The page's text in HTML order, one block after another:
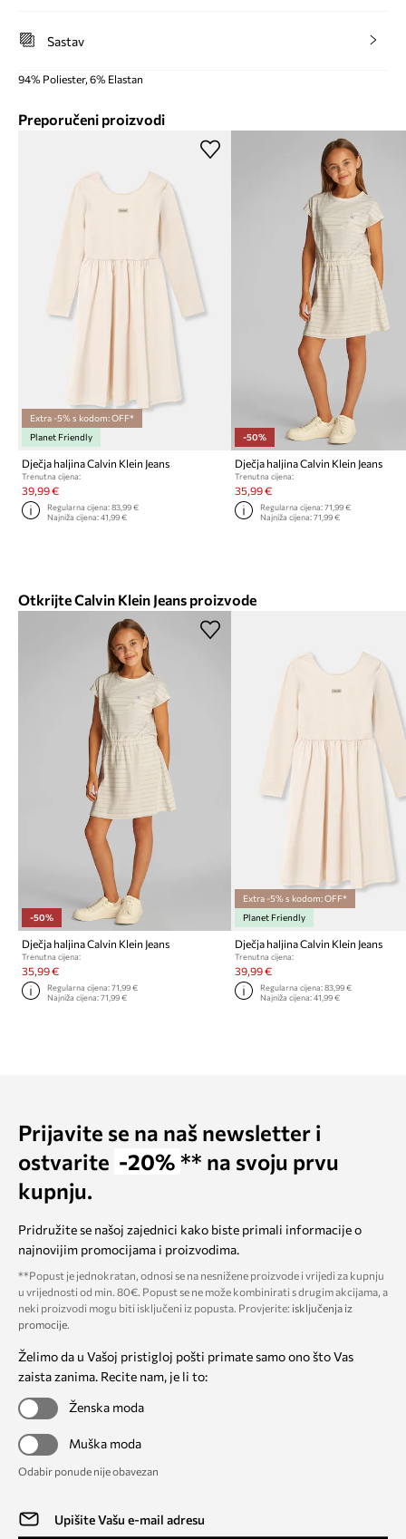
Sastav
94% Poliester, 6% Elastan
Preporučeni proizvodi
Extra -5% s kodom: OFF*
Planet Friendly
Dječja haljina Calvin Klein Jeans
Trenutna cijena:
39,99 €
Regularna cijena:83,99 €
Najniža cijena:41,99 €
-50%
Dječja haljina Calvin Klein Jeans
Trenutna cijena:
35,99 €
Regularna cijena: 71,99 €
Najniža cijena: 71,99 €
Otkrijte Calvin Klein Jeans proizvode
-50%
Dječja haljina Calvin Klein Jeans
Trenutna cijena:
35,99 €
Regularna cijena:71,99 €
Najniža cijena:71,99 €
Extra -5% s kodom: OFF*
Planet Friendly
Dječja haljina Calvin Klein Jeans
Trenutna cijena:
39,99 €
Regularna cijena: 83,99 €
Najniža cijena: 41,99 €
Prijavite se na naš newsletter i
ostvarite -20% ** na svoju prvu
kupnju.
Pridružite se našoj zajednici kako biste primali informacije o
najnovijim promocijama i proizvodima.
**Popust je jednokratan, odnosi se na nesnižene proizvode i vrijedi za kupnju
u vrijednosti od min. 80€. Popust se ne može kombinirati s drugim akcijama, a
neki proizvodi mogu biti isključeni iz popusta. Provjerite: isključenja iz
promocije.
Želimo da u Vašoj pristigloj pošti primate samo ono što Vas
zaista zanima. Recite nam, je li to:
Ženska moda
Muška moda
Odabir ponude nije obavezan